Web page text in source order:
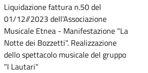
Liquidazione fattura n.50 del
01/12//2023 dell'Associazione
Musicale Etnea - Manifestazione "La
Notte dei Bozzetti". Realizzazione
dello spettacolo musicale del gruppo
"I Lautari"